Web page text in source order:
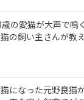
歳の愛猫が大声で鳴
の飼い主さんが教
になった元野良猫